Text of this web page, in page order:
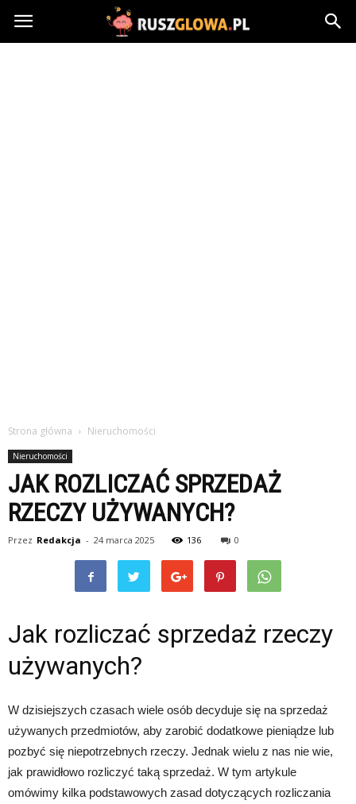
Ruszglowa.pl
Strona główna Nieruchomości
Nieruchomości
JAK ROZLICZAĆ SPRZEDAŻ
RZECZY UŻYWANYCH?
Przez Redakcja - 24 marca 2025 136 0
Jak rozliczać sprzedaż rzeczy
używanych?
W dzisiejszych czasach wiele osób decyduje się na sprzedaż
używanych przedmiotów, aby zarobić dodatkowe pieniądze lub
pozbyć się niepotrzebnych rzeczy. Jednak wielu z nas nie wie,
jak prawidłowo rozliczyć taką sprzedaż. W tym artykule
omówimy kilka podstawowych zasad dotyczących rozliczania